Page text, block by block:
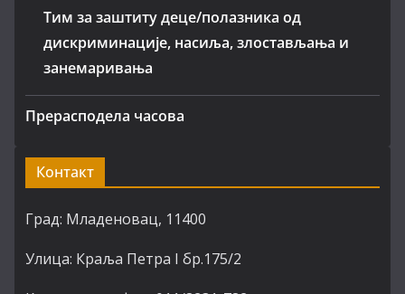
Тим за заштиту деце/полазника од
дискриминације, насиља, злостављања и
занемаривања
Прерасподела часова
Контакт
Град: Младеновац, 11400
Улица: Краља Петра I бр.175/2